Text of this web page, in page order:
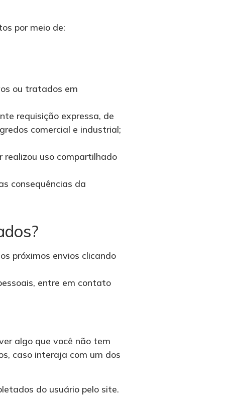
por meio de:
ou tratados em
requisição expressa, de
comercial e industrial;
realizou uso compartilhado
consequências da
próximos envios clicando
entre em contato
algo que você não tem
caso interaja com um dos
do usuário pelo site.